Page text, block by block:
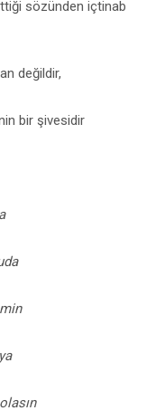
sözünden içtinab
değildir,
bir şivesidir